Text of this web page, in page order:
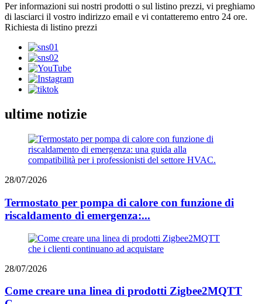
Per informazioni sui nostri prodotti o sul listino prezzi, vi preghiamo
di lasciarci il vostro indirizzo email e vi contatteremo entro 24 ore.
Richiesta di listino prezzi
ultime notizie
28/07/2026
Termostato per pompa di calore con funzione di
riscaldamento di emergenza:...
28/07/2026
Come creare una linea di prodotti Zigbee2MQTT